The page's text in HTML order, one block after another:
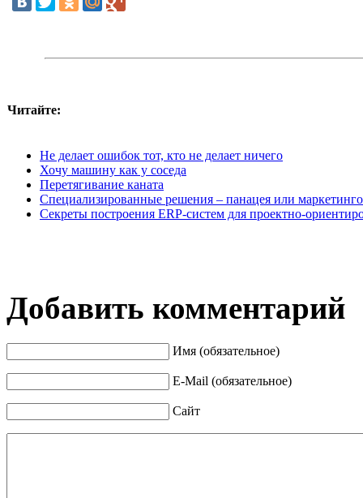
Читайте:
Не делает ошибок тот, кто не делает ничего
Хочу машину как у соседа
Перетягивание каната
Специализированные решения – панацея или
Секреты построения ERP-систем для проектно-
Добавить комментарий
Имя (обязательное)
E-Mail (обязательное)
Сайт